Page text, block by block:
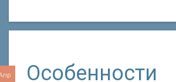
Особенности